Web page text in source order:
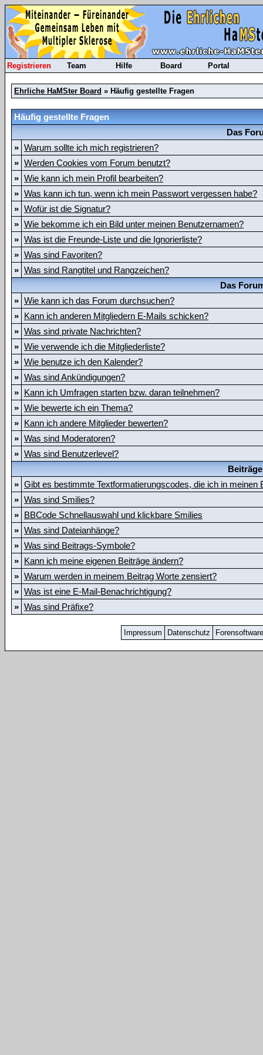
Registrieren Team Hilfe Board Portal
Ehrliche HaMSter Board » Häufig gestellte Fragen
Häufig gestellte Fragen
Das
» Warum sollte ich mich registrieren?
» Werden Cookies vom Forum benutzt?
» Wie kann ich mein Profil bearbeiten?
» Was kann ich tun, wenn ich mein Passwort vergessen habe?
» Wofür ist die Signatur?
» Wie bekomme ich ein Bild unter meinen Benutzernamen?
» Was ist die Freunde-Liste und die Ignorierliste?
» Was sind Favoriten?
» Was sind Rangtitel und Rangzeichen?
Das
» Wie kann ich das Forum durchsuchen?
» Kann ich anderen Mitgliedern E-Mails schicken?
» Was sind private Nachrichten?
» Wie verwende ich die Mitgliederliste?
» Wie benutze ich den Kalender?
» Was sind Ankündigungen?
» Kann ich Umfragen starten bzw. daran teilnehmen?
» Wie bewerte ich ein Thema?
» Kann ich andere Mitglieder bewerten?
» Was sind Moderatoren?
» Was sind Benutzerlevel?
» Gibt es bestimmte Textformatierungscodes, die ich in meinen
» Was sind Smilies?
» BBCode Schnellauswahl und klickbare Smilies
» Was sind Dateianhänge?
» Was sind Beitrags-Symbole?
» Kann ich meine eigenen Beiträge ändern?
» Warum werden in meinem Beitrag Worte zensiert?
» Was ist eine E-Mail-Benachrichtigung?
» Was sind Präfixe?
Impressum Datenschutz